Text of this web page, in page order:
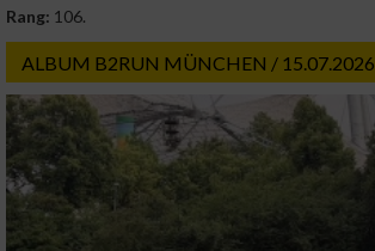
Rang: 106.
ALBUM B2RUN MÜNCHEN / 15.07.2026